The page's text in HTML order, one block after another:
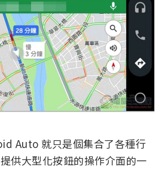
Auto 就只是個集合了各種行
供大型化按鈕的操作介面的一